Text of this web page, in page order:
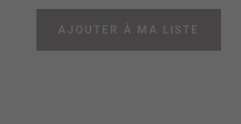
AJOUTER À MA LISTE